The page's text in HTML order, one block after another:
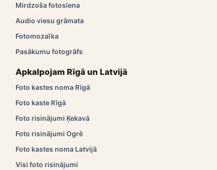
Mirdzoša fotosiena
Audio viesu grāmata
Fotomozaīka
Pasākumu fotogrāfs
Apkalpojam Rīgā un Latvijā
Foto kastes noma Rīgā
Foto kaste Rīgā
Foto risinājumi Ķekavā
Foto risinājumi Ogrē
Foto kastes noma Latvijā
Visi foto risinājumi